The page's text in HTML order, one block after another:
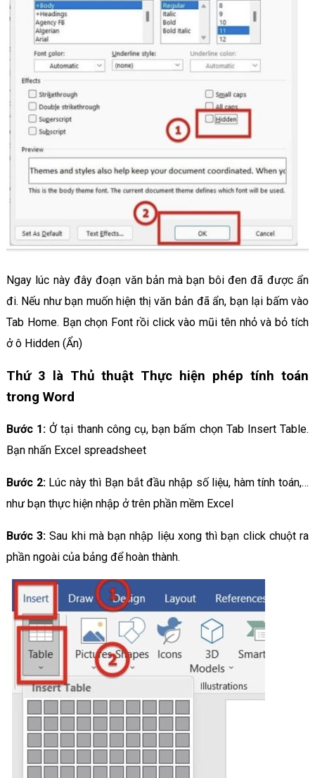
Ngay lúc này đây đoạn văn bản mà bạn bôi đen đã được ẩn
đi. Nếu như bạn muốn hiện thị văn bản đã ẩn, bạn lại bấm vào
Tab Home. Bạn chọn Font rồi click vào mũi tên nhỏ và bỏ tích
ở ô Hidden (Ẩn)
Thứ 3 là Thủ thuật Thực hiện phép tính toán
trong Word
Bước 1: Ở tại thanh công cụ, bạn bấm chọn Tab Insert Table.
Bạn nhấn Excel spreadsheet
Bước 2:Lúc này thì Bạn bắt đầu nhập số liệu, hàm tính toán,…
như bạn thực hiện nhập ở trên phần mềm Excel
Bước 3: Sau khi mà bạn nhập liệu xong thì bạn click chuột ra
phần ngoài của bảng để hoàn thành.